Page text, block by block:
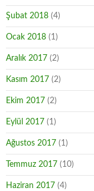
Şubat 2018 (4)
Ocak 2018 (1)
Aralık 2017 (2)
Kasım 2017 (2)
Ekim 2017 (2)
Eylül 2017 (1)
Ağustos 2017 (1)
Temmuz 2017 (10)
Haziran 2017 (4)